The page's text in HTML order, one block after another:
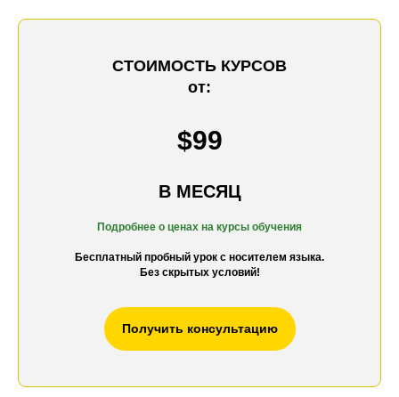
СТОИМОСТЬ КУРСОВ
от:
$99
В МЕСЯЦ
Подробнее о ценах на курсы обучения
Бесплатный пробный урок с носителем языка.
Без скрытых условий!
Получить консультацию